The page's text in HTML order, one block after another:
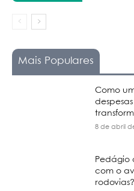
Mais Populares
Como
8 de abril
Pedágio
com o
rodovias?